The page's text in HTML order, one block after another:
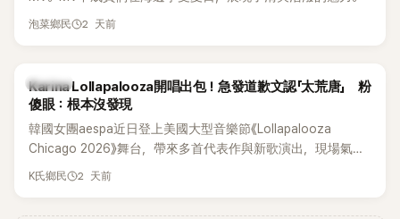
泡菜鄉民 2 天前
K-POP
Karina Lollapalooza開唱出包！急發道歉文認「太荒唐」 粉
傻眼：根本沒發現
韓國女團aespa近日登上美國大型音樂節《Lollapalooza
Chicago 2026》舞台，帶來多首代表作與新歌演出，現場氣氛
嗨翻。不過，成員Karina卻在演出後主動坦承，自己因為太緊
K氏鄉民 2 天前